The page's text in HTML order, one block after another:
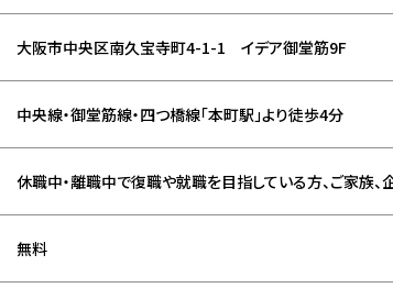
大阪市中央区南久宝寺町4-1-1 イデア御堂筋9F
中央線・御堂筋線・四つ橋線「本町駅」より徒歩4分
休職中・離職中で復職や就職を目指している方、ご家族、
無料